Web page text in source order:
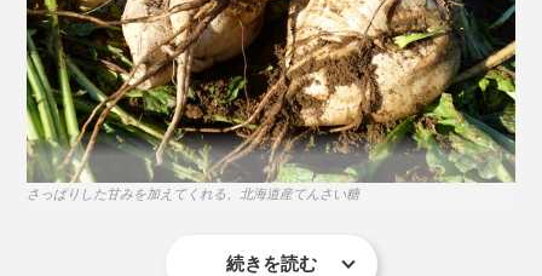
ひとさじで、ホテルの本格バーで、ゆっくり飲みたくな
るような“香りの一杯”へ大変身——『YUZU SYRUP』
は、ゆずの名産地・高知県のなかでも、仁淀川（によど
がわ）流域で育ったゆずだけを厳選しています。
さっぱりした甘みを加えてくれる、北海道産てんさい糖
続きを読む